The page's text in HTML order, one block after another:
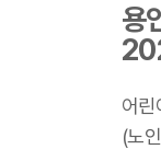
용
어린
(노